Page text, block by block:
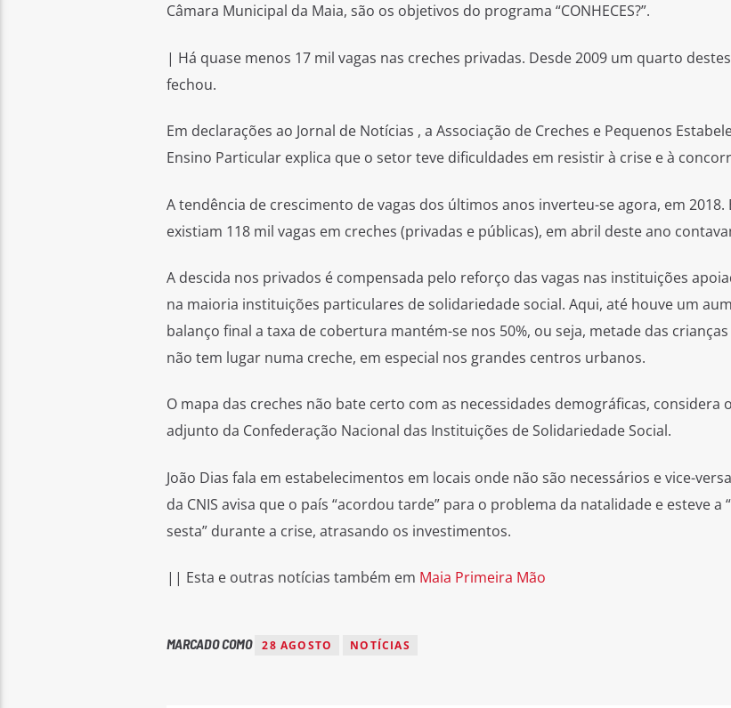
Câmara Municipal da Maia, são os objetivos do programa “CONHECES?”.
| Há quase menos 17 mil vagas nas creches privadas. Desde 2009 um quarto
fechou.
Em declarações ao Jornal de Notícias , a Associação de Creches e Pequenos
Ensino Particular explica que o setor teve dificuldades em resistir à crise e à
A tendência de crescimento de vagas dos últimos anos inverteu-se agora, em 2018.
existiam 118 mil vagas em creches (privadas e públicas), em abril deste ano
A descida nos privados é compensada pelo reforço das vagas nas instituições
na maioria instituições particulares de solidariedade social. Aqui, até houve um
balanço final a taxa de cobertura mantém-se nos 50%, ou seja, metade das
não tem lugar numa creche, em especial nos grandes centros urbanos.
O mapa das creches não bate certo com as necessidades demográficas, considera
adjunto da Confederação Nacional das Instituições de Solidariedade Social.
João Dias fala em estabelecimentos em locais onde não são necessários e vice-
da CNIS avisa que o país “acordou tarde” para o problema da natalidade e esteve a
sesta” durante a crise, atrasando os investimentos.
|| Esta e outras notícias também em Maia Primeira Mão
MARCADO COMO 28 AGOSTO NOTÍCIAS